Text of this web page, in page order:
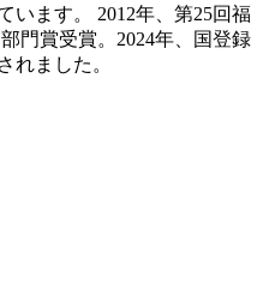
います。 2012年、第25回福
門賞受賞。2024年、国登録
れました。